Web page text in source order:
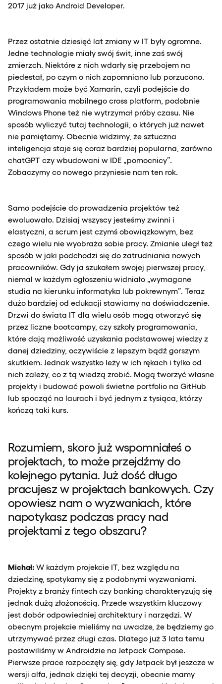
2017 już jako Android Developer.
Przez ostatnie dziesięć lat zmiany w IT były ogromne.
Jedne technologie miały swój świt, inne zaś swój
zmierzch. Niektóre z nich wdarły się przebojem na
piedestał, po czym o nich zapomniano lub porzucono.
Przykładem może być Xamarin, czyli podejście do
programowania mobilnego cross platform, podobnie
Windows Phone też nie wytrzymał próby czasu. Nie
sposób wyliczyć tutaj technologii, o których już nawet
nie pamiętamy. Obecnie widzimy, że sztuczna
inteligencja staje się coraz bardziej popularna, zarówno
chatGPT czy wbudowani w IDE „pomocnicy”.
Zobaczymy co nowego przyniesie nam ten rok.
Samo podejście do prowadzenia projektów też
ewoluowało. Dzisiaj wszyscy jesteśmy zwinni i
elastyczni, a scrum jest czymś obowiązkowym, bez
czego wielu nie wyobraża sobie pracy. Zmianie uległ też
sposób w jaki podchodzi się do zatrudniania nowych
pracowników. Gdy ja szukałem swojej pierwszej pracy,
niemal w każdym ogłoszeniu widniało „wymagane
studia na kierunku informatyka lub pokrewnym”. Teraz
dużo bardziej od edukacji stawiamy na doświadczenie.
Drzwi do świata IT dla wielu osób mogą otworzyć się
przez liczne bootcampy, czy szkoły programowania,
które dają możliwość uzyskania podstawowej wiedzy z
danej dziedziny, oczywiście z lepszym bądź gorszym
skutkiem. Jednak wszystko leży w ich rękach i tylko od
nich zależy, co z tą wiedzą zrobić. Mogą tworzyć własne
projekty i budować powoli świetne portfolio na GitHub
lub spocząć na laurach i być jednym z tysiąca, którzy
kończą taki kurs.
Rozumiem, skoro już wspomniałeś o
projektach, to może przejdźmy do
kolejnego pytania. Już dość długo
pracujesz w projektach bankowych. Czy
opowiesz nam o wyzwaniach, które
napotykasz podczas pracy nad
projektami z tego obszaru?
Michał: W każdym projekcie IT, bez względu na
dziedzinę, spotykamy się z podobnymi wyzwaniami.
Projekty z branży fintech czy banking charakteryzują się
jednak dużą złożonością. Przede wszystkim kluczowy
jest dobór odpowiedniej architektury i narzędzi. W
obecnym projekcie mieliśmy na uwadze, że będziemy go
utrzymywać przez długi czas. Dlatego już 3 lata temu
postawiliśmy w Androidzie na Jetpack Compose.
Pierwsze prace rozpoczęły się, gdy Jetpack był jeszcze w
wersji alfa, jednak dzięki tej decyzji, obecnie mamy